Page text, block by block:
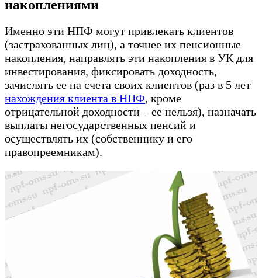
накоплениями
Именно эти НПФ могут привлекать клиентов
(застрахованных лиц), а точнее их пенсионные
накопления, направлять эти накопления в УК для
инвестирования, фиксировать доходность,
зачислять ее на счета своих клиентов (раз в 5 лет
нахождения клиента в НПФ, кроме
отрицательной доходности – ее нельзя), назначать
выплаты негосударственных пенсий и
осуществлять их (собственнику и его
правопреемникам).